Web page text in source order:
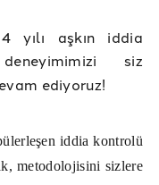
yılı aşkın iddia
siz
ediyoruz!
iddia kontrolü
metodolojisini sizlere